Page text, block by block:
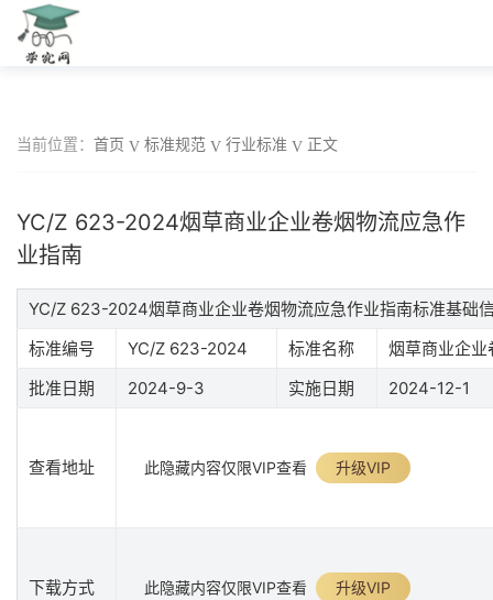
当前位置： 首页 标准规范 行业标准 正文
YC/Z 623-2024烟草商业企业卷烟物流应急作
业指南
YC/Z 623-2024烟草商业企业卷烟物流应急作业指南标准基础
标准编号
YC/Z 623-2024 标准名称
烟草商业企
批准日期
2024-9-3 实施日期 2024-12-1
查看地址 此隐藏内容仅限VIP查看 升级VIP
下载方式 此隐藏内容仅限VIP查看 升级VIP